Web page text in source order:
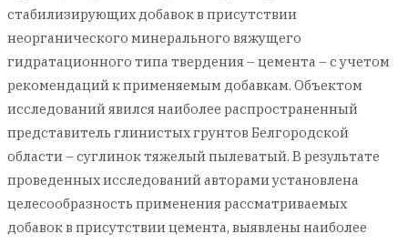
стабилизирующих добавок в присутствии
неорганического минерального вяжущего
гидратационного типа твердения – цемента – с учетом
рекомендаций к применяемым добавкам. Объектом
исследований явился наиболее распространенный
представитель глинистых грунтов Белгородской
области – суглинок тяжелый пылеватый. В результате
проведенных исследований авторами установлена
целесообразность применения рассматриваемых
добавок в присутствии цемента, выявлены наиболее